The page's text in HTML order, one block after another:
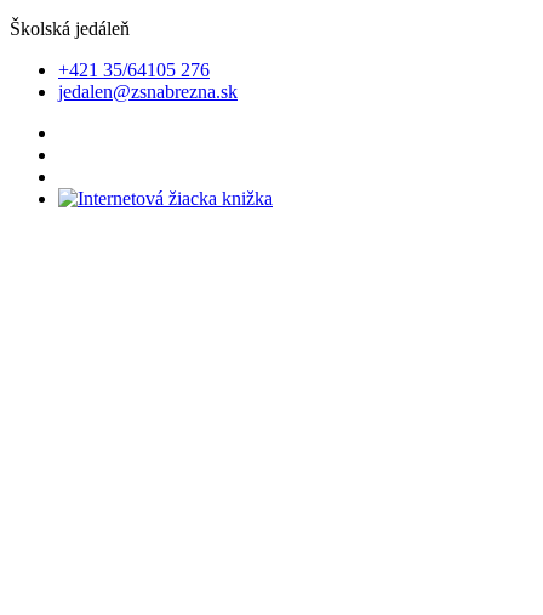
Školská jedáleň
+421 35/64105 276
jedalen@zsnabrezna.sk